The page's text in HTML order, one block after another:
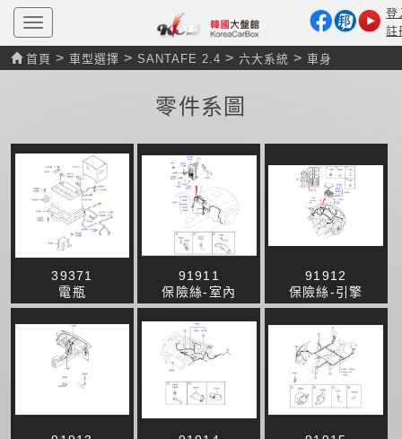
T
o
g
g
i
t
o
登
註
首頁 > 車型選擇 > SANTAFE 2.4 > 六大系統 > 車身
零件系圖
39371
電瓶
91911
保險絲-室內
91912
保險絲-引擎